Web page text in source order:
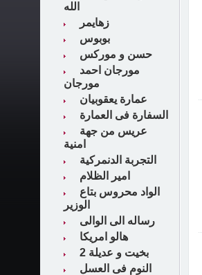
الله
زهايمر
بوبوس
حسن و موركس
مورجان احمد
مورجان
عمارة يعقوبيان
السفارة فى العمارة
عريس من جهة
امنية
التجربة الدنمركية
امير الظلام
الواد محروس بتاع
الوزير
رساله الى الوالى
هالو امريكا
بخيت و عديلة 2
النوم فى العسل